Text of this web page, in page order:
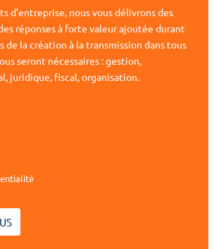
d’entreprise, nous vous délivrons des
réponses à forte valeur ajoutée durant
de la création à la transmission dans tous
seront nécessaires : gestion,
juridique, fiscal, organisation.